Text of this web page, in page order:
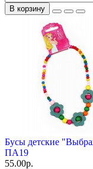
В корзину
Бусы детские
ПА19
55.00р.